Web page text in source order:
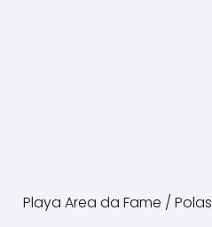
Playa Area da Fame / Polas